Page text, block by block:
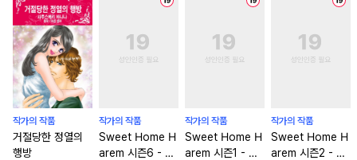
작가의 작품
거절당한 정열의
행방
작가의 작품
Sweet Home H
arem 시즌6 - 악
작가의 작품
Sweet Home H
arem 시즌1 - 악
작가의 작품
Sweet Home H
arem 시즌2 - 악